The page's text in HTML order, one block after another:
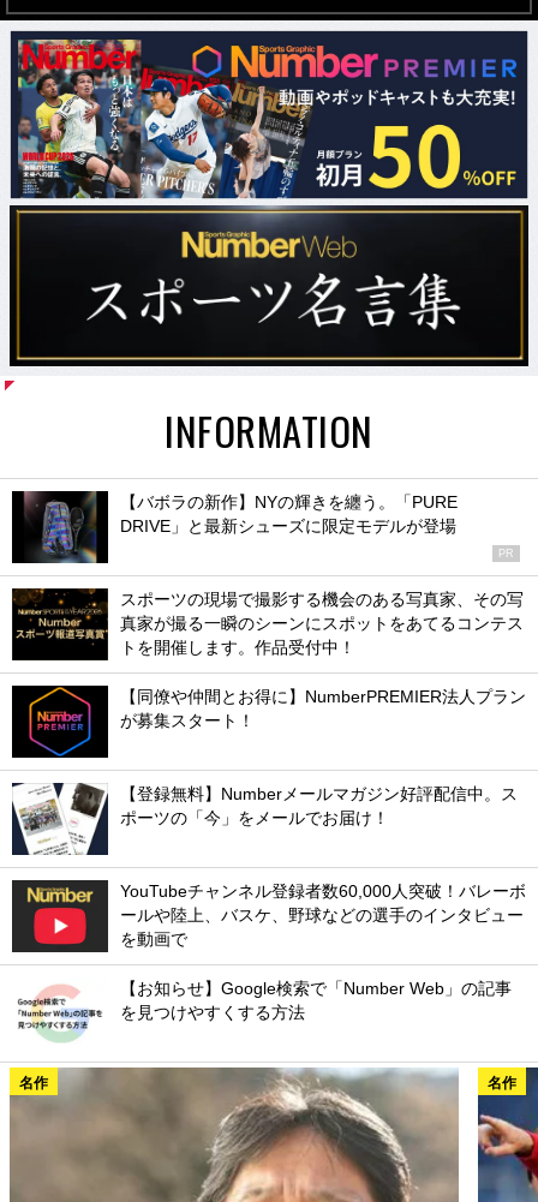
INFORMATION
【バボラの新作】NYの輝きを纏う。「PURE
DRIVE」と最新シューズに限定モデルが登場
PR
スポーツの現場で撮影する機会のある写真家、その写
真家が撮る一瞬のシーンにスポットをあてるコンテス
トを開催します。作品受付中！
【同僚や仲間とお得に】NumberPREMIER法人プラン
が募集スタート！
【登録無料】Numberメールマガジン好評配信中。ス
ポーツの「今」をメールでお届け！
YouTubeチャンネル登録者数60,000人突破！バレーボ
ールや陸上、バスケ、野球などの選手のインタビュー
を動画で
【お知らせ】Google検索で「Number Web」の記事
を見つけやすくする方法
名作 名作